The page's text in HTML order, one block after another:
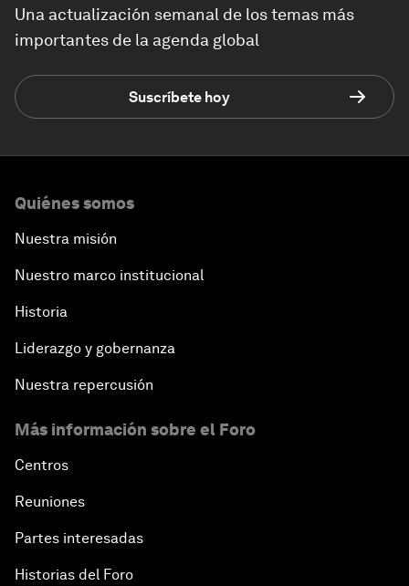
Una actualización semanal de los temas más
importantes de la agenda global
Suscríbete hoy
Quiénes somos
Nuestra misión
Nuestro marco institucional
Historia
Liderazgo y gobernanza
Nuestra repercusión
Más información sobre el Foro
Centros
Reuniones
Partes interesadas
Historias del Foro